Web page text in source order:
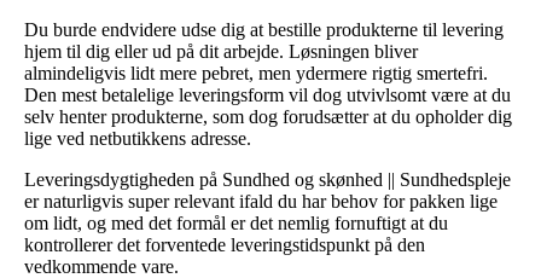
Du burde endvidere udse dig at bestille produkterne til levering
hjem til dig eller ud på dit arbejde. Løsningen bliver
almindeligvis lidt mere pebret, men ydermere rigtig smertefri.
Den mest betalelige leveringsform vil dog utvivlsomt være at du
selv henter produkterne, som dog forudsætter at du opholder dig
lige ved netbutikkens adresse.
Leveringsdygtigheden på Sundhed og skønhed || Sundhedspleje
er naturligvis super relevant ifald du har behov for pakken lige
om lidt, og med det formål er det nemlig fornuftigt at du
kontrollerer det forventede leveringstidspunkt på den
vedkommende vare.